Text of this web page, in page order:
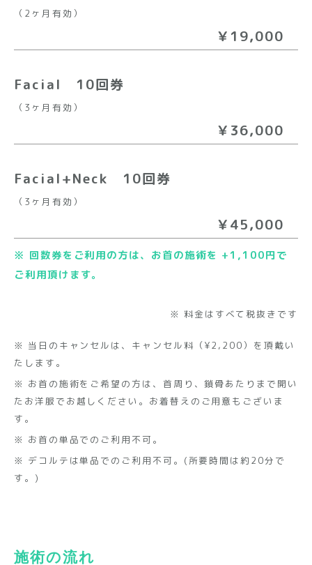
（2ヶ月有効）
￥19,000
Facial 10回券
（3ヶ月有効）
￥36,000
Facial+Neck 10回券
（3ヶ月有効）
￥45,000
※ 回数券をご利用の方は、お首の施術を +1,100円で
ご利用頂けます。
※ 料金はすべて税抜きです
※ 当日のキャンセルは、キャンセル料（¥2,200）を頂戴い
たします。
※ お首の施術をご希望の方は、首周り、鎖骨あたりまで開い
たお洋服でお越しください。お着替えのご用意もございま
す。
※ お首の単品でのご利用不可。
※ デコルテは単品でのご利用不可。(所要時間は約20分で
す。)
施術の流れ